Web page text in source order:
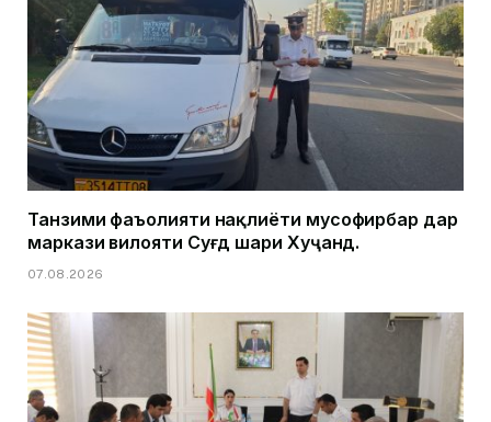
Танзими фаъолияти нақлиёти мусофирбар дар
маркази вилояти Суғд шаҳри Хуҷанд.
07.08.2026